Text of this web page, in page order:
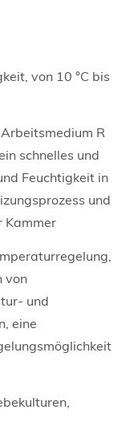
von 10 °C bis
R
schnelles und
Feuchtigkeit in
und
Kammer
von
und
eine